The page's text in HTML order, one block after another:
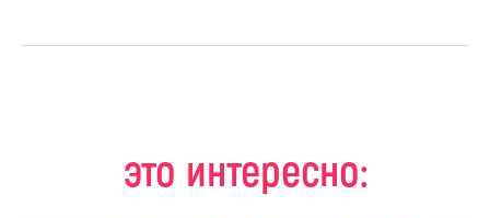
это интересно: